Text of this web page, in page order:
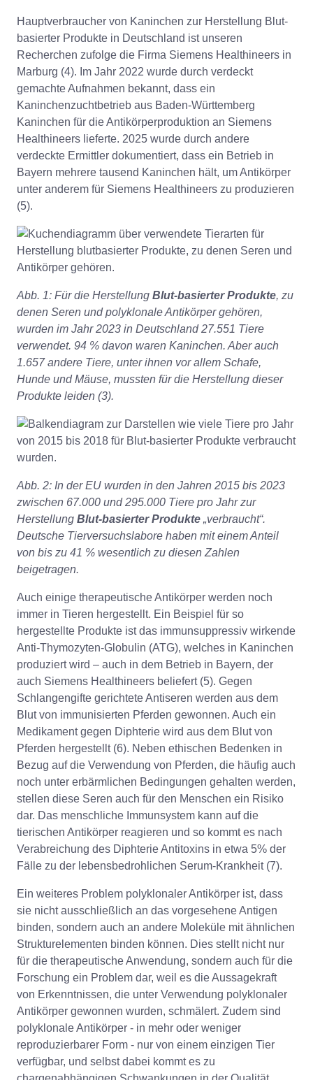
Hauptverbraucher von Kaninchen zur Herstellung Blut-
basierter Produkte in Deutschland ist unseren
Recherchen zufolge die Firma Siemens Healthineers in
Marburg (4). Im Jahr 2022 wurde durch verdeckt
gemachte Aufnahmen bekannt, dass ein
Kaninchenzuchtbetrieb aus Baden-Württemberg
Kaninchen für die Antikörperproduktion an Siemens
Healthineers lieferte. 2025 wurde durch andere
verdeckte Ermittler dokumentiert, dass ein Betrieb in
Bayern mehrere tausend Kaninchen hält, um Antikörper
unter anderem für Siemens Healthineers zu produzieren
(5).
Abb. 1: Für die Herstellung Blut-basierter Produkte, zu
denen Seren undpolyklonale Antikörper gehören,
wurden im Jahr 2023 in Deutschland 27.551 Tiere
verwendet. 94 % davon waren Kaninchen. Aber auch
1.657 andere Tiere, unter ihnen vor allem Schafe,
Hunde und Mäuse, mussten für die Herstellung dieser
Produkte leiden (3).
Abb. 2: In der EU wurden in den Jahren 2015 bis 2023
zwischen 67.000 und 295.000 Tiere pro Jahr zur
Herstellung Blut-basierter Produkte „verbraucht“.
Deutsche Tierversuchslabore haben mit einem Anteil
von bis zu 41 % wesentlich zu diesen Zahlen
beigetragen.
Auch einige therapeutische Antikörper werden noch
immer in Tieren hergestellt. Ein Beispiel für so
hergestellte Produkte ist das immunsuppressiv wirkende
Anti-Thymozyten-Globulin (ATG), welches in Kaninchen
produziert wird – auch in dem Betrieb in Bayern, der
auch Siemens Healthineers beliefert (5). Gegen
Schlangengifte gerichtete Antiseren werden aus dem
Blut von immunisierten Pferden gewonnen. Auch ein
Medikament gegen Diphterie wird aus dem Blut von
Pferden hergestellt (6). Neben ethischen Bedenken in
Bezug auf die Verwendung von Pferden, die häufig auch
noch unter erbärmlichen Bedingungen gehalten werden,
stellen diese Seren auch für den Menschen ein Risiko
dar. Das menschliche Immunsystem kann auf die
tierischen Antikörper reagieren und so kommt es nach
Verabreichung des Diphterie Antitoxins in etwa 5% der
Fälle zu der lebensbedrohlichen Serum-Krankheit (7).
Ein weiteres Problem polyklonaler Antikörper ist, dass
sie nicht ausschließlich an das vorgesehene Antigen
binden, sondern auch an andere Moleküle mit ähnlichen
Strukturelementen binden können. Dies stellt nicht nur
für die therapeutische Anwendung, sondern auch für die
Forschung ein Problem dar, weil es die Aussagekraft
von Erkenntnissen, die unter Verwendung polyklonaler
Antikörper gewonnen wurden, schmälert. Zudem sind
polyklonale Antikörper - in mehr oder weniger
reproduzierbarer Form - nur von einem einzigen Tier
verfügbar, und selbst dabei kommt es zu